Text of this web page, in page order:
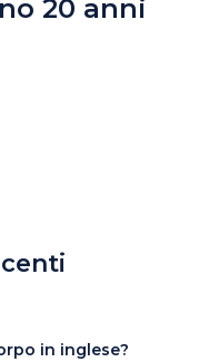
20 anni
in inglese?